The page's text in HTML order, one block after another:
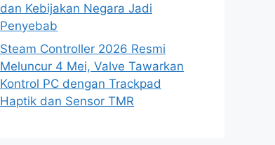
dan Kebijakan Negara Jadi
Penyebab
Steam Controller 2026 Resmi
Meluncur 4 Mei, Valve Tawarkan
Kontrol PC dengan Trackpad
Haptik dan Sensor TMR